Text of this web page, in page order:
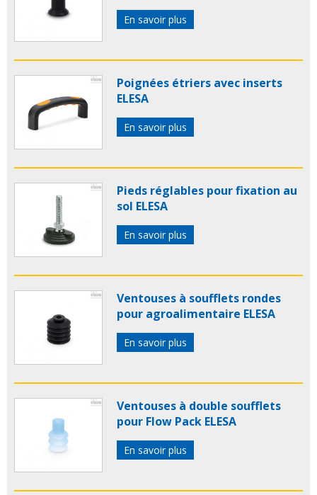
En savoir plus
Poignées étriers avec inserts
ELESA
En savoir plus
Pieds réglables pour fixation au
sol ELESA
En savoir plus
Ventouses à soufflets rondes
pour agroalimentaire ELESA
En savoir plus
Ventouses à double soufflets
pour Flow Pack ELESA
En savoir plus